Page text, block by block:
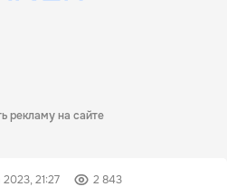
рекламу на сайте
2023, 21:27 2 843